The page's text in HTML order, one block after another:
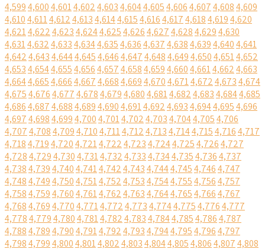
4,5994,6004,6014,6024,6034,6044,6054,6064,6074,6084,609
4,6104,6114,6124,6134,6144,6154,6164,6174,6184,6194,620
4,6214,6224,6234,6244,6254,6264,6274,6284,6294,630
4,6314,6324,6334,6344,6354,6364,6374,6384,6394,6404,641
4,6424,6434,6444,6454,6464,6474,6484,6494,6504,6514,652
4,6534,6544,6554,6564,6574,6584,6594,6604,6614,6624,663
4,6644,6654,6664,6674,6684,6694,6704,6714,6724,6734,674
4,6754,6764,6774,6784,6794,6804,6814,6824,6834,6844,685
4,6864,6874,6884,6894,6904,6914,6924,6934,6944,6954,696
4,6974,6984,6994,7004,7014,7024,7034,7044,7054,706
4,7074,7084,7094,7104,7114,7124,7134,7144,7154,7164,717
4,7184,7194,7204,7214,7224,7234,7244,7254,7264,727
4,7284,7294,7304,7314,7324,7334,7344,7354,7364,737
4,7384,7394,7404,7414,7424,7434,7444,7454,7464,747
4,7484,7494,7504,7514,7524,7534,7544,7554,7564,757
4,7584,7594,7604,7614,7624,7634,7644,7654,7664,767
4,7684,7694,7704,7714,7724,7734,7744,7754,7764,777
4,7784,7794,7804,7814,7824,7834,7844,7854,7864,787
4,7884,7894,7904,7914,7924,7934,7944,7954,7964,797
4,7984,7994,8004,8014,8024,8034,8044,8054,8064,8074,808